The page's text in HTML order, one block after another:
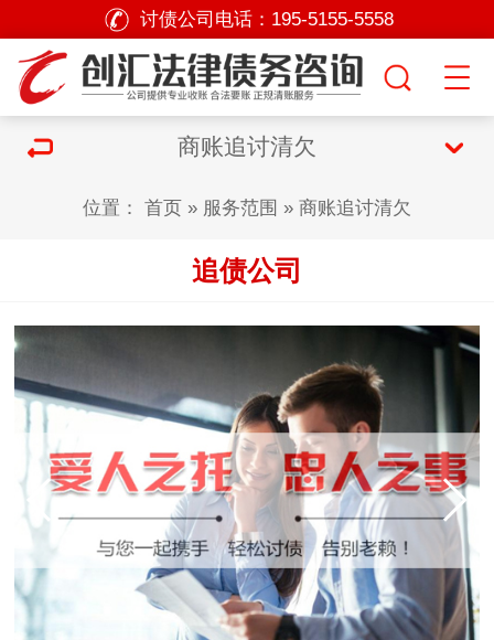
讨债公司电话： 195-5155-5558
商账追讨清欠
位置： 首页 » 服务范围 » 商账追讨清欠
追债公司